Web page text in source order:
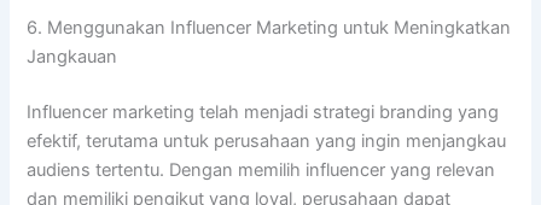
6. Menggunakan Influencer Marketing untuk Meningkatkan
Jangkauan
Influencer marketing telah menjadi strategi branding yang
efektif, terutama untuk perusahaan yang ingin menjangkau
audiens tertentu. Dengan memilih influencer yang relevan
dan memiliki pengikut yang loyal, perusahaan dapat